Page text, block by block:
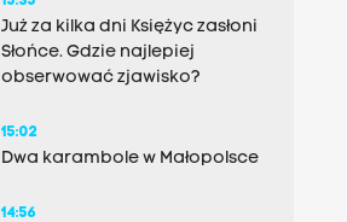
Już za kilka dni Księżyc zasłoni
Słońce. Gdzie najlepiej
obserwować zjawisko?
15:02
Dwa karambole w Małopolsce
14:56